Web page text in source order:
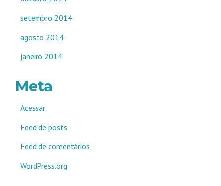
setembro 2014
agosto 2014
janeiro 2014
Meta
Acessar
Feed de posts
Feed de comentários
WordPress.org